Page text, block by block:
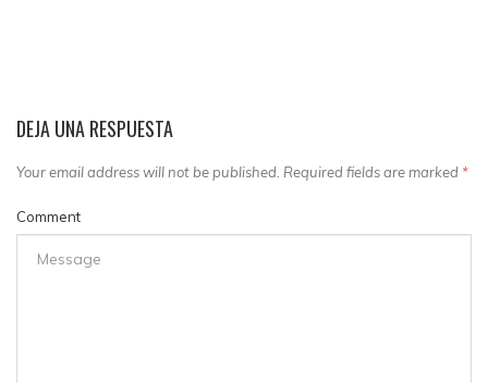
DEJA UNA RESPUESTA
Your email address will not be published. Required fields are marked *
Comment